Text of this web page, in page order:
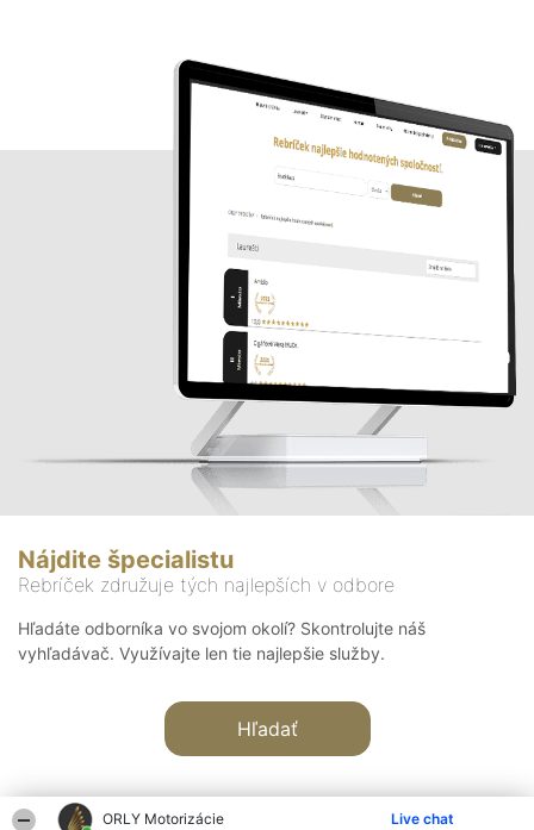
ORLY Motorizácie Live chat
Nájdite špecialistu
Rebríček združuje tých najlepších v odbore
Hľadáte odborníka vo svojom okolí? Skontrolujte náš
vyhľadávač. Využívajte len tie najlepšie služby.
Hľadať